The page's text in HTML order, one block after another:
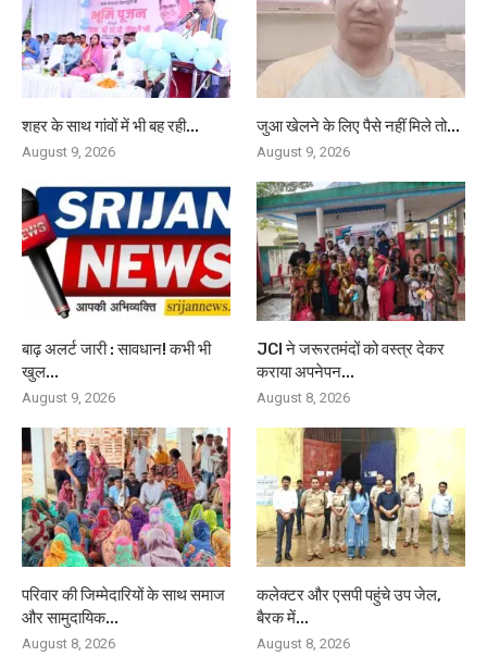
शहर के साथ गांवों में भी बह रही...
August 9, 2026
जुआ खेलने के लिए पैसे नहीं मिले तो...
August 9, 2026
बाढ़ अलर्ट जारी : सावधान! कभी भी
खुल...
August 9, 2026
JCI ने जरूरतमंदों को वस्त्र देकर
कराया अपनेपन...
August 8, 2026
परिवार की जिम्मेदारियों के साथ समाज
और सामुदायिक...
August 8, 2026
कलेक्टर और एसपी पहुंचे उप जेल,
बैरक में...
August 8, 2026